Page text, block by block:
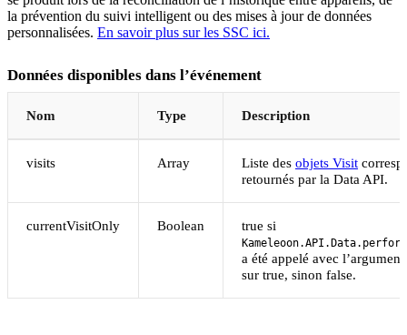
la prévention du suivi intelligent ou des mises à jour de données
personnalisées. En savoir plus sur les SSC ici.
Données disponibles dans l’événement
Nom Type Description
visits Array Liste des objets Visit
retournés par la Data API.
currentVisitOnly Boolean true si
a été appelé avec l’argument
sur true, sinon false.